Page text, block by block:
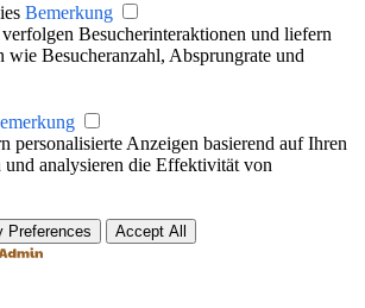
Bemerkung
Besucherinteraktionen und liefern
Besucheranzahl, Absprungrate und
personalisierte Anzeigen basierend auf Ihren
und analysieren die Effektivität von
Preferences Accept All